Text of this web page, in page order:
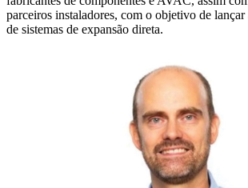
parceiros instaladores, com o objetivo de
de sistemas de expansão direta.